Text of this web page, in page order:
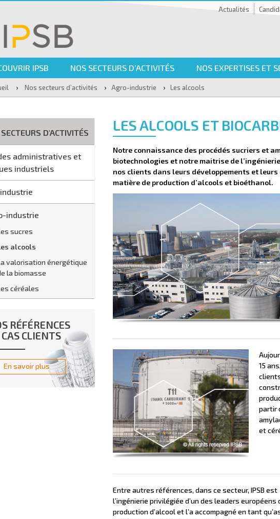
Actualités
IPSB NOS SECTEURS D’ACTIVITÉS NOS EXPERTISES ET
› Nos secteurs d’activités › Agro-industrie › Les alcools
D'ACTIVITÉS
administratives et
industriels
industrie
sucres
alcools
valorisation énergétique
la biomasse
céréales
RÉFÉRENCES
CLIENTS
En savoir plus
LES ALCOOLS ET
Notre connaissance des procédés sucriers et
biotechnologies et notre maitrise de
nos clients dans leurs développements et
matière de production d’alcools et bioéthanol.
15
partir
et
Entre autres références, dans ce secteur, IPSB est
l’ingénierie privilégiée d’un des leaders européens
production d’alcool et l’a accompagné en tant